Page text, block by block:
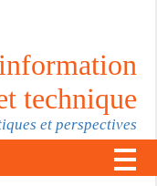
technique
et perspectives